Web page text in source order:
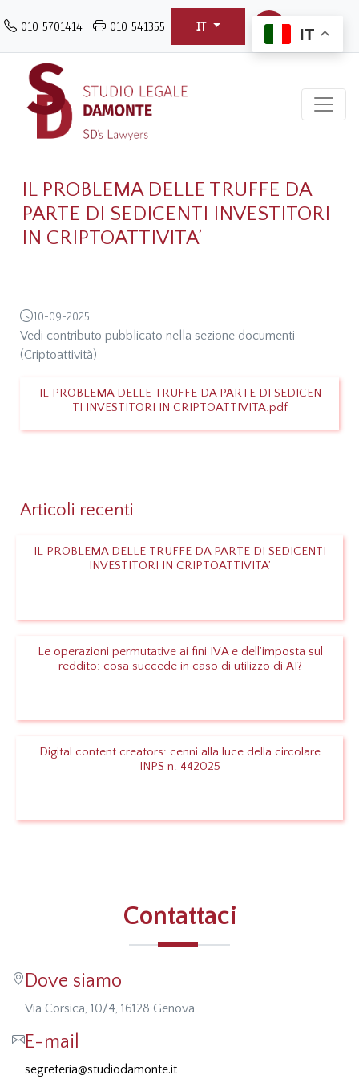
al
contenuto
principale
010 5701414 010 541355 IT IT
IL PROBLEMA DELLE TRUFFE DA
PARTE DI SEDICENTI INVESTITORI
IN CRIPTOATTIVITA’
10-09-2025
Vedi contributo pubblicato nella sezione documenti
(Criptoattività)
IL PROBLEMA DELLE TRUFFE DA PARTE DI SEDICEN
TI INVESTITORI IN CRIPTOATTIVITA.pdf
Leggi
Articoli recenti
IL PROBLEMA DELLE TRUFFE DA PARTE DI SEDICENTI
INVESTITORI IN CRIPTOATTIVITA’
Le operazioni permutative ai fini IVA e dell’imposta sul
reddito: cosa succede in caso di utilizzo di AI?
Digital content creators: cenni alla luce della circolare
INPS n. 442025
Contattaci
Dove siamo
Via Corsica, 10/4, 16128 Genova
E-mail
segreteria@studiodamonte.it